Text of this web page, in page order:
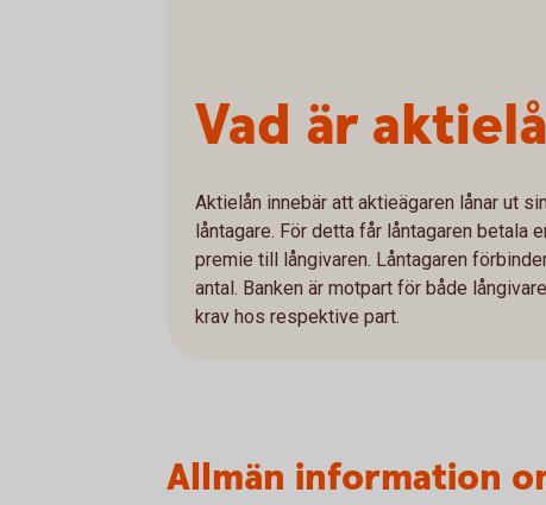
Vad är
Aktielån innebär att aktieägaren lånar ut
låntagare. För detta får låntagaren betala
premie till långivaren. Låntagaren
antal. Banken är motpart för både
krav hos respektive part.
Allmän information